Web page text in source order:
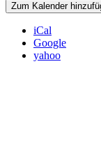
Zum Kalender
iCal
Google
yahoo